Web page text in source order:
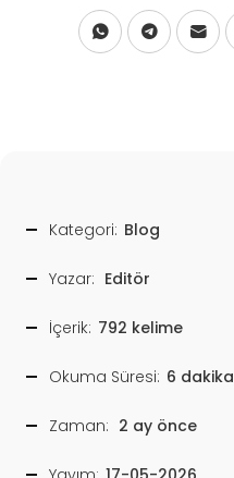
Kategori: Blog
Yazar: Editör
İçerik: 792 kelime
Okuma Süresi: 6 dakika
Zaman: 2 ay önce